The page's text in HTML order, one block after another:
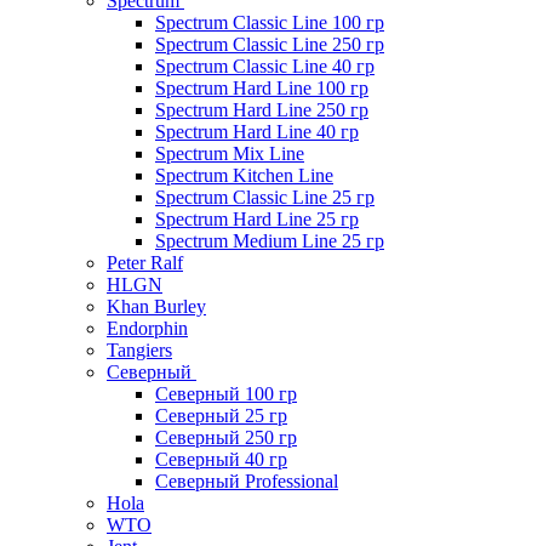
Spectrum Classic Line 100 гр
Spectrum Classic Line 250 гр
Spectrum Classic Line 40 гр
Spectrum Hard Line 100 гр
Spectrum Hard Line 250 гр
Spectrum Hard Line 40 гр
Spectrum Mix Line
Spectrum Kitchen Line
Spectrum Classic Line 25 гр
Spectrum Hard Line 25 гр
Spectrum Medium Line 25 гр
Peter Ralf
HLGN
Khan Burley
Endorphin
Tangiers
Северный
Северный 100 гр
Северный 25 гр
Северный 250 гр
Северный 40 гр
Северный Professional
Hola
WTO